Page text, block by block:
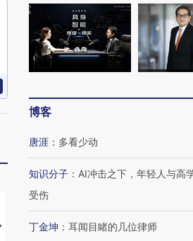
视线｜HYROX的吸金
马航飞行员跨国走私7
博客
唐涯 ： 多看少动
知识分子 ： AI冲击之下，年轻人与高
受伤
丁金坤 ： 耳闻目睹的几位律师